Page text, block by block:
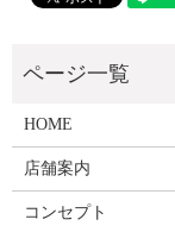
HOME
店舗案内
コンセプト